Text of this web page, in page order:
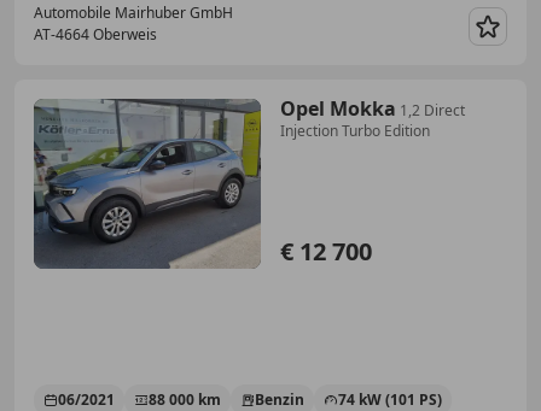
Automobile Mairhuber GmbH
AT-4664 Oberweis
Opel Mokka 1,2 Direct
Injection Turbo Edition
€ 12 700
06/2021 88 000 km Benzin
74 kW (101 PS)